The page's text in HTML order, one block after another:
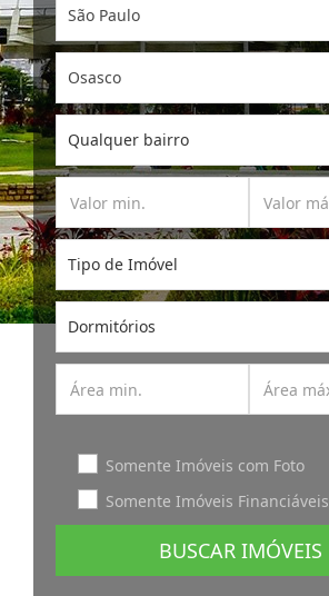
São Paulo
Osasco
Qualquer bairro
Tipo de Imóvel
Dormitórios
Somente Imóveis com Foto
Somente Imóveis Financiáveis
BUSCAR IMÓVEIS